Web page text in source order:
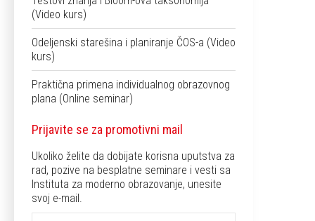
(Video kurs)
Odeljenski starešina i planiranje ČOS-a (Video
kurs)
Praktična primena individualnog obrazovnog
plana (Online seminar)
Prijavite se za promotivni mail
Ukoliko želite da dobijate korisna uputstva za
rad, pozive na besplatne seminare i vesti sa
Instituta za moderno obrazovanje, unesite
svoj e-mail.